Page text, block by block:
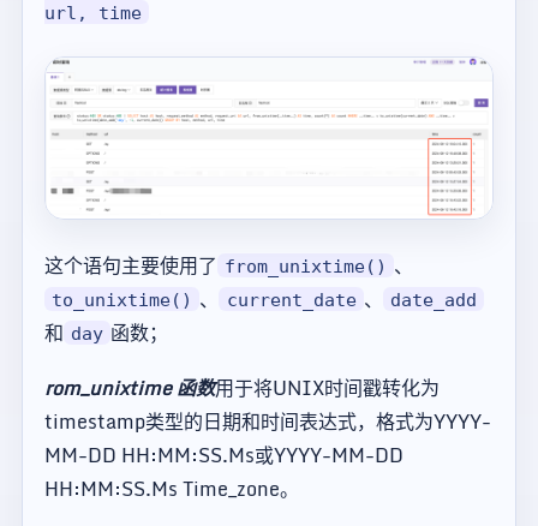
url, time
这个语句主要使用了 from_unixtime() 、
to_unixtime() 、 current_date 、 date_add
和 day 函数；
rom_unixtime 函数用于将UNIX时间戳转化为
timestamp类型的日期和时间表达式，格式为YYYY-
MM-DD HH:MM:SS.Ms或YYYY-MM-DD
HH:MM:SS.Ms Time_zone。